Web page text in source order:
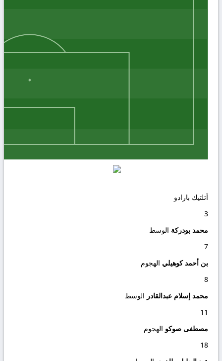
أتلتيك بارادو
3
محمد بودركة الوسط
7
بن أحمد كوهيلي الهجوم
8
محمد إسلام عبدالقادر الوسط
11
مصطفى صوكو الهجوم
18